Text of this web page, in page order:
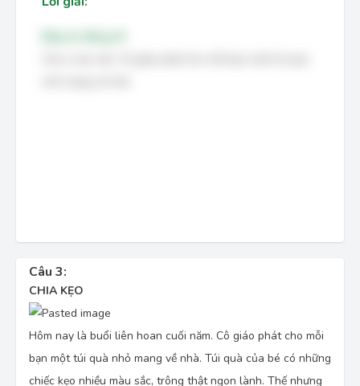
Câu 3:
CHIA KẸO
Hôm nay là buổi liên hoan cuối năm. Cô giáo phát cho mỗi
bạn một túi quà nhỏ mang về nhà. Túi quà của bé có những
chiếc kẹo nhiều màu sắc, trông thật ngon lành. Thế nhưng